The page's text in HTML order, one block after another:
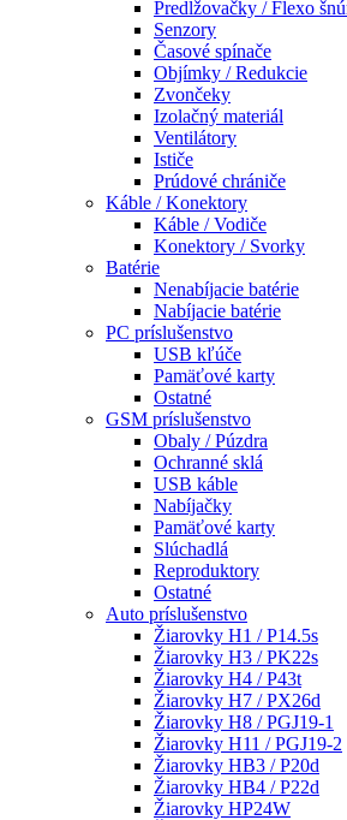
Predlžovačky / Flexo
Senzory
Časové spínače
Objímky / Redukcie
Zvončeky
Izolačný materiál
Ventilátory
Ističe
Prúdové chrániče
Káble / Konektory
Káble / Vodiče
Konektory / Svorky
Batérie
Nenabíjacie batérie
Nabíjacie batérie
PC príslušenstvo
USB kľúče
Pamäťové karty
Ostatné
GSM príslušenstvo
Obaly / Púzdra
Ochranné sklá
USB káble
Nabíjačky
Pamäťové karty
Slúchadlá
Reproduktory
Ostatné
Auto príslušenstvo
Žiarovky H1 / P14.5s
Žiarovky H3 / PK22s
Žiarovky H4 / P43t
Žiarovky H7 / PX26d
Žiarovky H8 / PGJ19-1
Žiarovky H11 / PGJ19-2
Žiarovky HB3 / P20d
Žiarovky HB4 / P22d
Žiarovky HP24W